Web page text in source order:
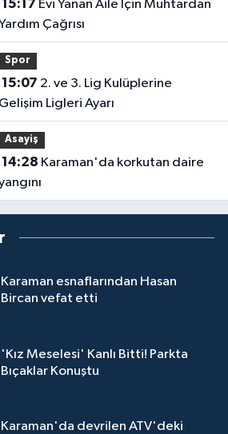
15:17
Çağrısı
Spor
15:07
Gelişim Ligleri Ayarı
Asayiş
14:28
Karaman esnaflarından Hasan
Bircan vefat etti
'Kız Meselesi' Kanlı Bitti! Parkta
Bıçaklar Konuştu
Karaman'da devrilen ATV'deki